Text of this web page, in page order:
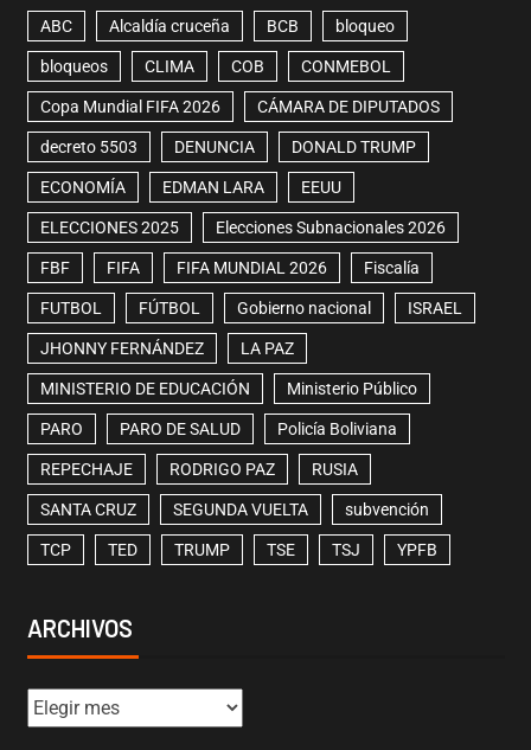
ABC Alcaldía cruceña BCB bloqueo
bloqueos CLIMA COB CONMEBOL
Copa Mundial FIFA 2026 CÁMARA DE DIPUTADOS
decreto 5503 DENUNCIA DONALD TRUMP
ECONOMÍA EDMAN LARA EEUU
ELECCIONES 2025 Elecciones Subnacionales 2026
FBF FIFA FIFA MUNDIAL 2026 Fiscalía
FUTBOL FÚTBOL Gobierno nacional ISRAEL
JHONNY FERNÁNDEZ LA PAZ
MINISTERIO DE EDUCACIÓN Ministerio Público
PARO PARO DE SALUD Policía Boliviana
REPECHAJE RODRIGO PAZ RUSIA
SANTA CRUZ SEGUNDA VUELTA subvención
TCP TED TRUMP TSE TSJ YPFB
ARCHIVOS